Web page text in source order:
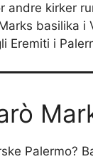
andre kirker
basilika i
Eremiti i
Palermo?